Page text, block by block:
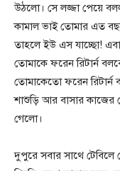
উঠলো। সে লজ্জা পেয়ে
কামাল ভাই তোমার এত
তাহলে ইউ এস যাচ্ছো!
তোমাকে ফরেন রিটার্ন
তোমাকেতো ফরেন রিটার্ন
শাশুড়ি আর বাসার কাজের
গেলো।
দুপুরে সবার সাথে